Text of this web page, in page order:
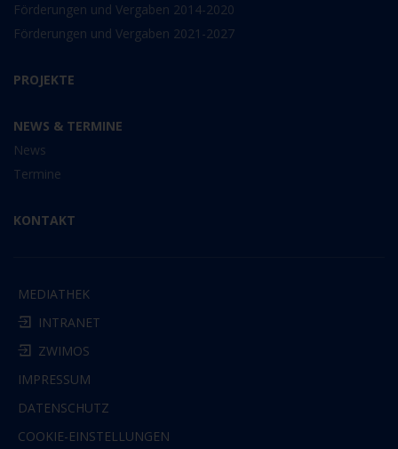
Förderungen und Vergaben 2014-2020
Förderungen und Vergaben 2021-2027
PROJEKTE
NEWS & TERMINE
News
Termine
KONTAKT
MEDIATHEK
INTRANET
ZWIMOS
IMPRESSUM
DATENSCHUTZ
COOKIE-EINSTELLUNGEN